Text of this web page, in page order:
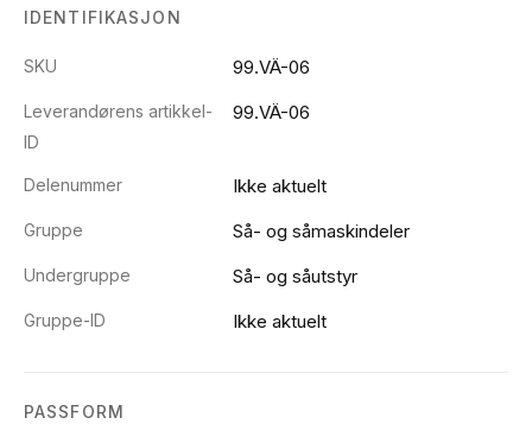
IDENTIFIKASJON
SKU 99.VÄ-06
Leverandørens artikkel-
ID
99.VÄ-06
Delenummer Ikke aktuelt
Gruppe Så- og såmaskindeler
Undergruppe Så- og såutstyr
Gruppe-ID Ikke aktuelt
PASSFORM